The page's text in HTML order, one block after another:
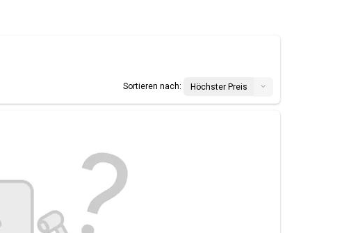
Sortieren nach:
Höchster Preis